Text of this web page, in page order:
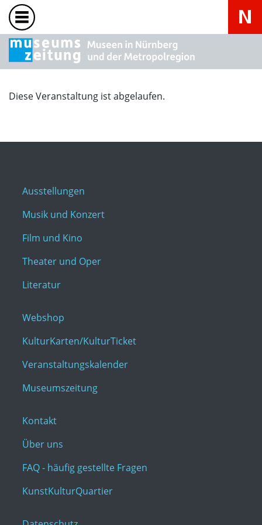
Diese Veranstaltung ist abgelaufen.
Ausstellungen
Musik und Konzert
Film und Kino
Theater und Oper
Literatur
Webshop
KulturKarten/KulturTicket
Veranstaltungskalender
Museumszeitung
Kontakt
Über uns
FAQ - häufig gestellte Fragen
KunstKulturQuartier